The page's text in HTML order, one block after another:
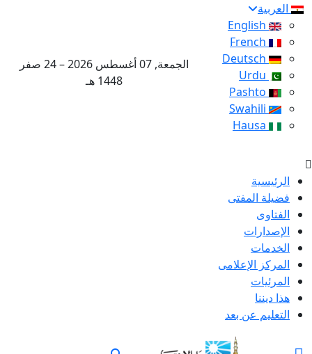
العربية
الجمعة, 07 أغسطس 2026 – 24 صفر
1448 هـ
الرئيسية
فضيلة المفتى
الفتاوى
الإصدارات
الخدمات
المركز الإعلامى
المرئيات
هذا ديننا
التعليم عن بعد